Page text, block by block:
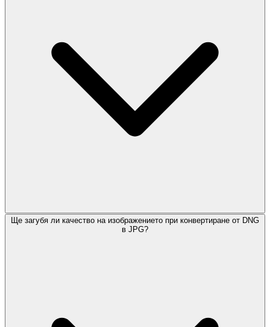
Ще загубя ли качество на изображението при конвертиране от DNG
в JPG?